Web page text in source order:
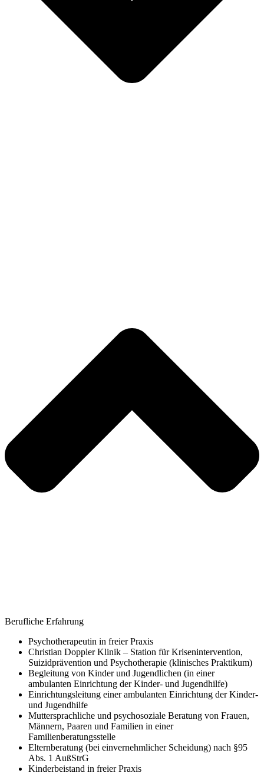
Berufliche Erfahrung
Psychotherapeutin in freier Praxis
Christian Doppler Klinik – Station für Krisenintervention,
Suizidprävention und Psychotherapie (klinisches Praktikum)
Begleitung von Kinder und Jugendlichen (in einer
ambulanten Einrichtung der Kinder- und Jugendhilfe)
Einrichtungsleitung einer ambulanten Einrichtung der Kinder-
und Jugendhilfe
Muttersprachliche und psychosoziale Beratung von Frauen,
Männern, Paaren und Familien in einer
Familienberatungsstelle
Elternberatung (bei einvernehmlicher Scheidung) nach §95
Abs. 1 AußStrG
Kinderbeistand in freier Praxis